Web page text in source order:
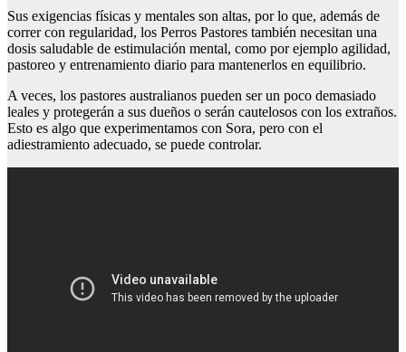
Sus exigencias físicas y mentales son altas, por lo que, además de
correr con regularidad, los Perros Pastores también necesitan una
dosis saludable de estimulación mental, como por ejemplo agilidad,
pastoreo y entrenamiento diario para mantenerlos en equilibrio.
A veces, los pastores australianos pueden ser un poco demasiado
leales y protegerán a sus dueños o serán cautelosos con los extraños.
Esto es algo que experimentamos con Sora, pero con el
adiestramiento adecuado, se puede controlar.